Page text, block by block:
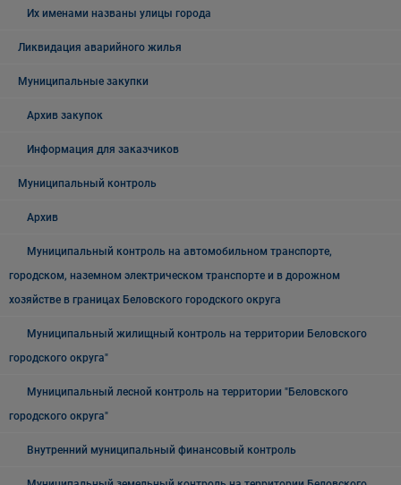
Их именами названы улицы города
Ликвидация аварийного жилья
Муниципальные закупки
Архив закупок
Информация для заказчиков
Муниципальный контроль
Архив
Муниципальный контроль на автомобильном транспорте,
городском, наземном электрическом транспорте и в дорожном
хозяйстве в границах Беловского городского округа
Муниципальный жилищный контроль на территории Беловского
городского округа"
Муниципальный лесной контроль на территории "Беловского
городского округа"
Внутренний муниципальный финансовый контроль